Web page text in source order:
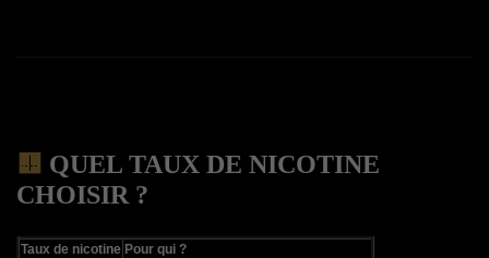
🟨 QUEL TAUX DE NICOTINE
CHOISIR ?
Taux de nicotine Pour qui ?